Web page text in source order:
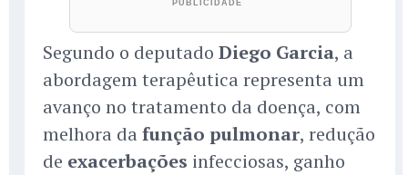
Segundo o deputado Diego Garcia, a
abordagem terapêutica representa um
avanço no tratamento da doença, com
melhora da função pulmonar, redução
de exacerbações infecciosas, ganho